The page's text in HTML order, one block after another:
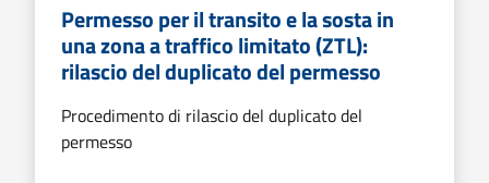
Permesso per il transito e la sosta in
una zona a traffico limitato (ZTL):
rilascio del duplicato del permesso
Procedimento di rilascio del duplicato del
permesso